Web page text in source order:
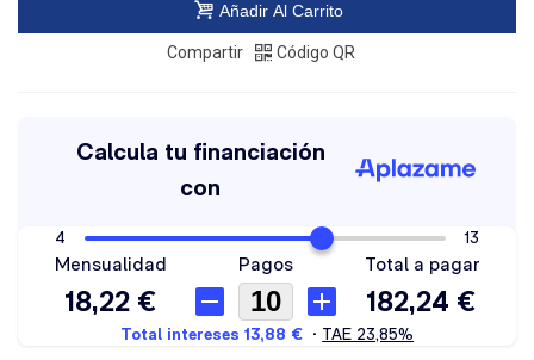
Añadir Al Carrito
Compartir Código QR